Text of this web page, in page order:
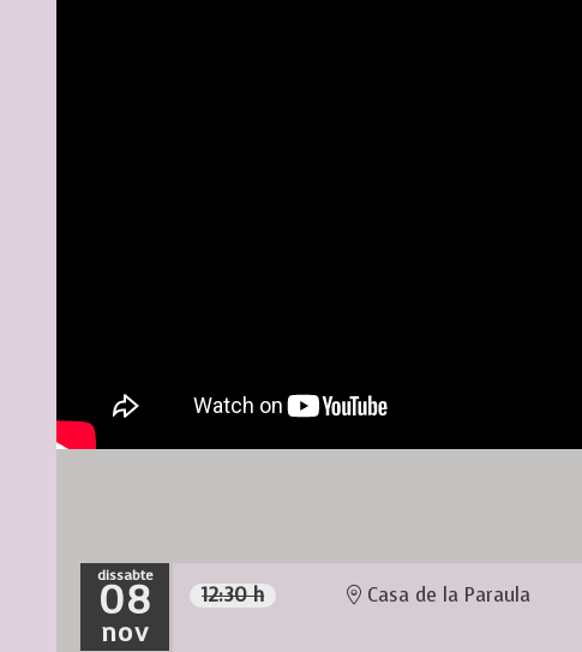
dissabte
08
nov
12:30 h Casa de la Paraula